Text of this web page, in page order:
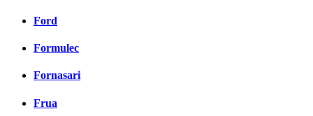
Ford
Formulec
Fornasari
Frua